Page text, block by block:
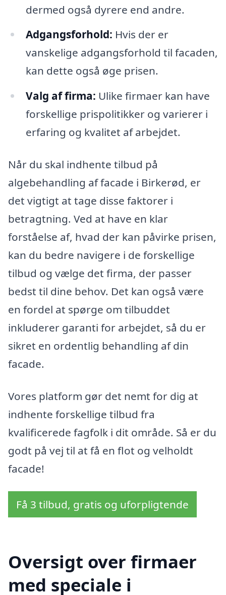
dermed også dyrere end andre.
Adgangsforhold: Hvis der er
vanskelige adgangsforhold til facaden,
kan dette også øge prisen.
Valg af firma: Ulike firmaer kan have
forskellige prispolitikker og varierer i
erfaring og kvalitet af arbejdet.
Når du skal indhente tilbud på
algebehandling af facade i Birkerød, er
det vigtigt at tage disse faktorer i
betragtning. Ved at have en klar
forståelse af, hvad der kan påvirke prisen,
kan du bedre navigere i de forskellige
tilbud og vælge det firma, der passer
bedst til dine behov. Det kan også være
en fordel at spørge om tilbuddet
inkluderer garanti for arbejdet, så du er
sikret en ordentlig behandling af din
facade.
Vores platform gør det nemt for dig at
indhente forskellige tilbud fra
kvalificerede fagfolk i dit område. Så er du
godt på vej til at få en flot og velholdt
facade!
Få 3 tilbud, gratis og uforpligtende
Oversigt over firmaer
med speciale i